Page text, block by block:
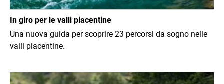
In giro per le valli piacentine
Una nuova guida per scoprire 23 percorsi da sogno nelle
valli piacentine.
Immagine